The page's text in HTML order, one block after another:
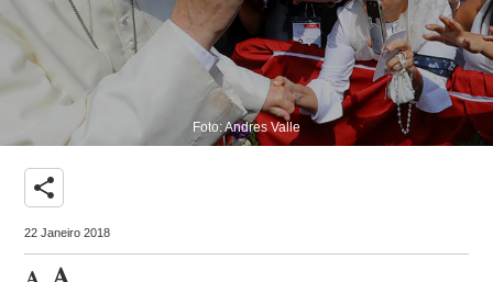
Foto: Andres Valle
share
22 Janeiro 2018